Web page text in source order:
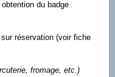
obtention du badge
réservation (voir fiche
fromage, etc.)